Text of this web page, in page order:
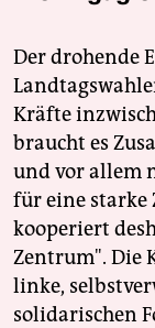
Der drohende
Kräfte
braucht es
und vor allem
für eine starke
kooperiert
Zentrum". Die
linke,
solidarischen